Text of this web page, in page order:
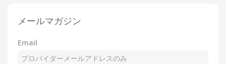
メールマガジン
Email